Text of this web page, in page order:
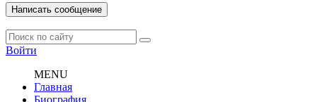
Написать сообщение
Войти
MENU
Главная
Биография